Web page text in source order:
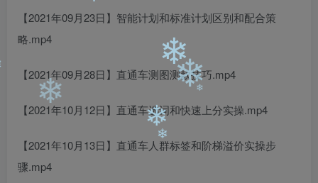
【2021年09月23日】智能计划和标准计划区别和配合策
略.mp4
【2021年09月28日】直通车测图测款技巧.mp4
【2021年10月12日】直通车选词和快速上分实操.mp4
【2021年10月13日】直通车人群标签和阶梯溢价实操步
骤.mp4
❄ ❄
❄
❄
❄ ❄